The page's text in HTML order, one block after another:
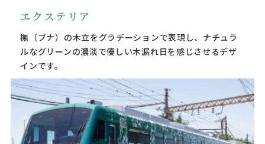
エクステリア
橅（ブナ）の木立をグラデーションで表現し、ナチュラ
ルなグリーンの濃淡で優しい木漏れ日を感じさせるデザ
インです。